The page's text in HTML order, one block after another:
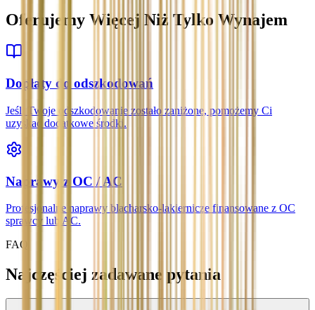
Oferujemy Więcej Niż Tylko Wynajem
Dopłaty do odszkodowań
Jeśli Twoje odszkodowanie zostało zaniżone, pomożemy Ci
uzyskać dodatkowe środki.
Naprawy z OC / AC
Profesjonalne naprawy blacharsko-lakiernicze finansowane z OC
sprawcy lub AC.
FAQ
Najczęściej zadawane pytania